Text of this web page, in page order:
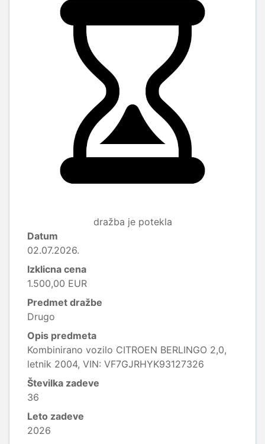
dražba je potekla
Datum
02.07.2026.
Izklicna cena
1.500,00 EUR
Predmet dražbe
Drugo
Opis predmeta
Kombinirano vozilo CITROEN BERLINGO 2,0,
letnik 2004, VIN: VF7GJRHYK93127326
Številka zadeve
36
Leto zadeve
2026